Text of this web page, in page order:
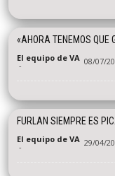
«AHORA TENEMOS QUE
El equipo de VA
- 08/07/
FURLAN SIEMPRE ES
El equipo de VA
- 29/04/